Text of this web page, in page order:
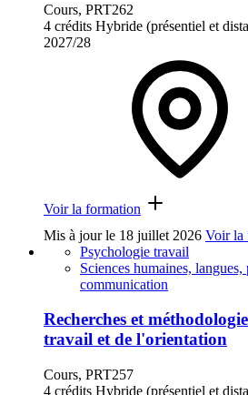
Cours, PRT262
4 crédits Hybride (présentiel et
2027/28
Voir la formation
Mis à jour le 18 juillet 2026 Voir la
Psychologie travail
Sciences humaines,
communication
Recherches et
travail et de l'orientation
Cours, PRT257
4 crédits Hybride (présentiel et